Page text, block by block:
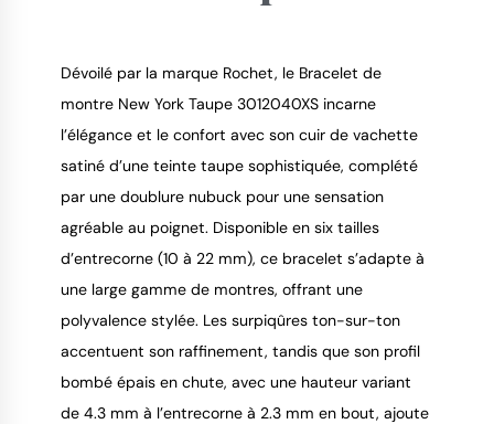
Dévoilé par la marque Rochet, le Bracelet de
montre New York Taupe 3012040XS incarne
l’élégance et le confort avec son cuir de vachette
satiné d’une teinte taupe sophistiquée, complété
par une doublure nubuck pour une sensation
agréable au poignet. Disponible en six tailles
d’entrecorne (10 à 22 mm), ce bracelet s’adapte à
une large gamme de montres, offrant une
polyvalence stylée. Les surpiqûres ton-sur-ton
accentuent son raffinement, tandis que son profil
bombé épais en chute, avec une hauteur variant
de 4.3 mm à l’entrecorne à 2.3 mm en bout, ajoute